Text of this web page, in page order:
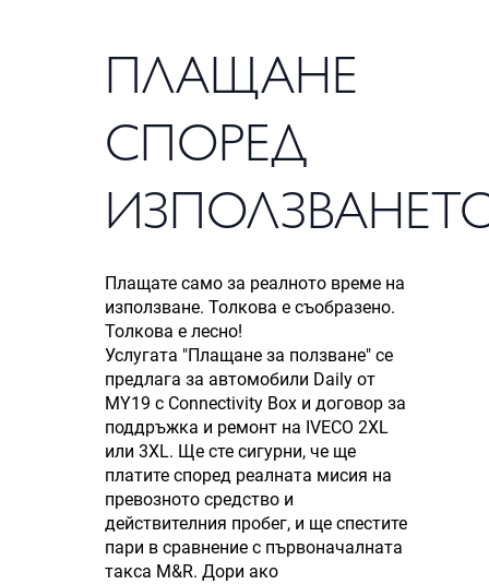
ПЛАЩАНЕ
СПОРЕД
Плащате само за реалното време на
използване. Толкова е съобразено.
Толкова е лесно!
Услугата "Плащане за ползване" се
предлага за автомобили Daily от
MY19 с Connectivity Box и договор за
поддръжка и ремонт на IVECO 2XL
или 3XL. Ще сте сигурни, че ще
платите според реалната мисия на
превозното средство и
действителния пробег, и ще спестите
пари в сравнение с първоначалната
такса M&R. Дори ако